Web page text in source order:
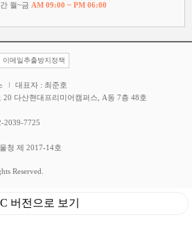
월~금 AM 09:00 ~ PM 06:00
이메일추출방지정책
대표자 : 최준호
다산현대프리미어캠퍼스, A동 7층 48호
2039-7725
청 제 2017-14호
Reserved.
버전으로 보기